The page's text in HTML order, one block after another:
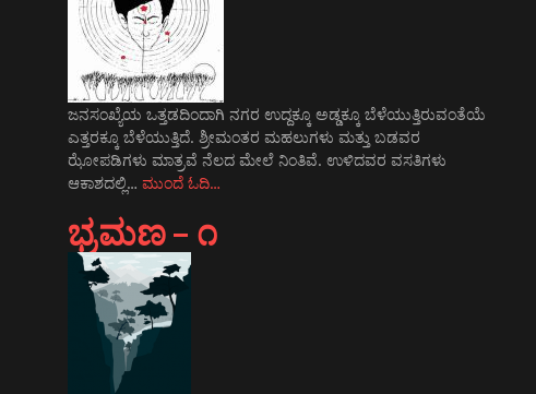
ಜನಸಂಖ್ಯೆಯ ಒತ್ತಡದಿಂದಾಗಿ ನಗರ ಉದ್ದಕ್ಕೂ ಅಡ್ಡಕ್ಕೂ ಬೆಳೆಯುತ್ತಿರುವಂತೆಯೆ
ಎತ್ತರಕ್ಕೂ ಬೆಳೆಯುತ್ತಿದೆ. ಶ್ರೀಮಂತರ ಮಹಲುಗಳು ಮತ್ತು ಬಡವರ
ಝೋಪಡಿಗಳು ಮಾತ್ರವೆ ನೆಲದ ಮೇಲೆ ನಿಂತಿವೆ. ಉಳಿದವರ ವಸತಿಗಳು
ಆಕಾಶದಲ್ಲಿ…ಮುಂದೆ ಓದಿ…
ಭ್ರಮಣ – ೧